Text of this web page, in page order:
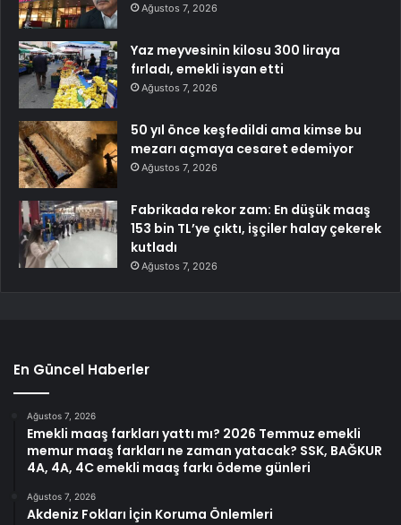
Ağustos 7, 2026
Yaz meyvesinin kilosu 300 liraya
fırladı, emekli isyan etti
Ağustos 7, 2026
50 yıl önce keşfedildi ama kimse bu
mezarı açmaya cesaret edemiyor
Ağustos 7, 2026
Fabrikada rekor zam: En düşük maaş
153 bin TL’ye çıktı, işçiler halay çekerek
kutladı
Ağustos 7, 2026
En Güncel Haberler
Ağustos 7, 2026
Emekli maaş farkları yattı mı? 2026 Temmuz emekli
memur maaş farkları ne zaman yatacak? SSK, BAĞKUR
4A, 4A, 4C emekli maaş farkı ödeme günleri
Ağustos 7, 2026
Akdeniz Fokları İçin Koruma Önlemleri